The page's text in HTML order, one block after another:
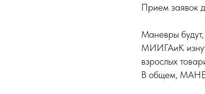
Прием заявок
Маневры
МИИГАиК
взрослых
В общем,